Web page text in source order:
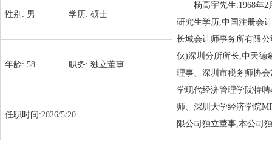
性别: 男 学历: 硕士
杨高宇先生:1968年
研究生学历,中国注册会
长城会计师事务所有限
伙)深圳分所所长,中天德
理事、深圳市税务师协
学现代经济管理学院特
师、深圳大学经济学院
限公司独立董事,本公司
年龄: 58 职务: 独立董事
任职时间:2026/5/20